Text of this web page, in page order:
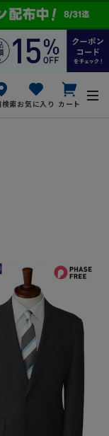
索お気に入り カート